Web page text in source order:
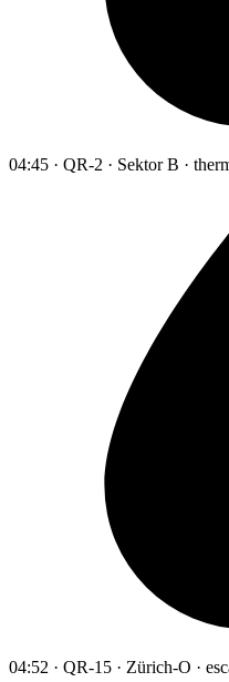
04:45 · QR-2 · Sektor B ·
04:52 · QR-15 · Zürich-O ·